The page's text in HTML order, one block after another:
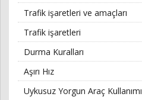
Trafik işaretleri ve amaçları
Trafik işaretleri
Durma Kuralları
Aşırı Hız
Uykusuz Yorgun Araç Kullanımı